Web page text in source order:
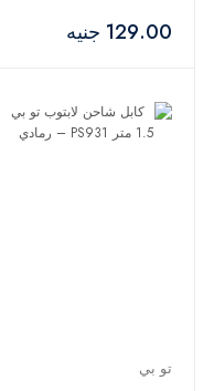
129.00 جنيه
تو بي